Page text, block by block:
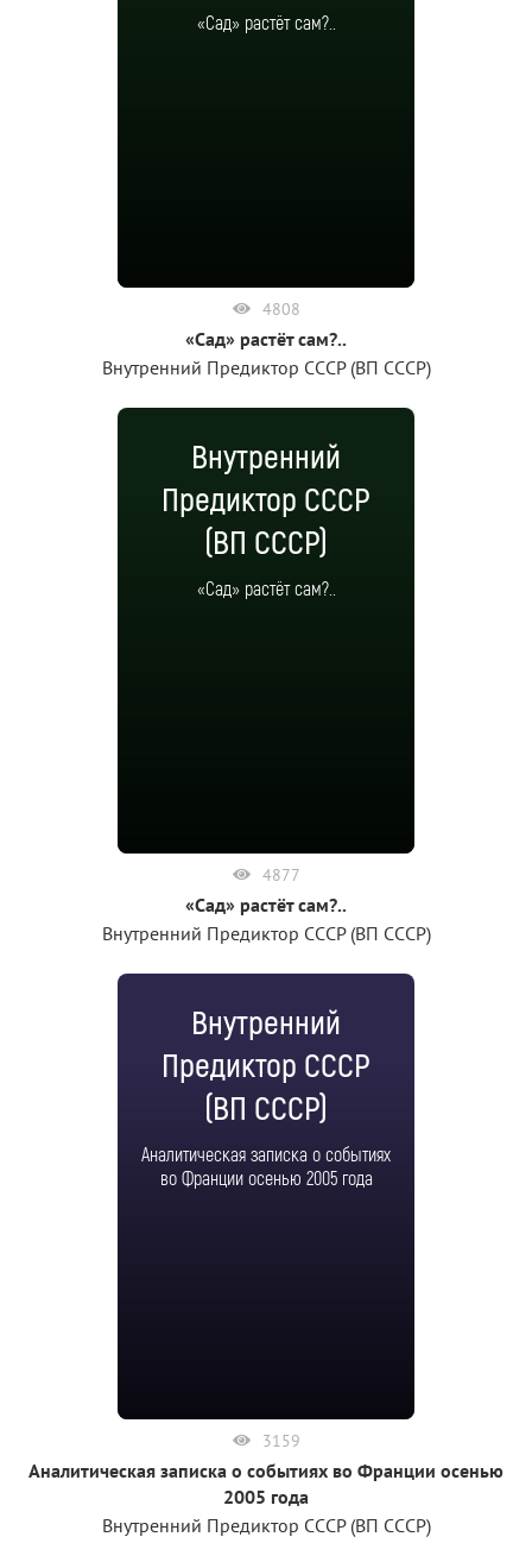
«Сад» растёт сам?..
4808
«Сад» растёт сам?..
Внутренний Предиктор СССР (ВП СССР)
Внутренний
Предиктор СССР
(ВП СССР)
«Сад» растёт сам?..
4877
«Сад» растёт сам?..
Внутренний Предиктор СССР (ВП СССР)
Внутренний
Предиктор СССР
(ВП СССР)
Аналитическая записка о событиях
во Франции осенью 2005 года
3159
Аналитическая записка о событиях во Франции осенью
2005 года
Внутренний Предиктор СССР (ВП СССР)